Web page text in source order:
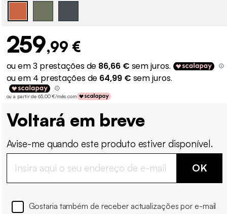
259,99 €
ou a partir de 65,00 €/mês com
Voltará em breve
Avise-me quando este produto estiver disponível.
OK
Gostaria também de receber actualizações por e-mail